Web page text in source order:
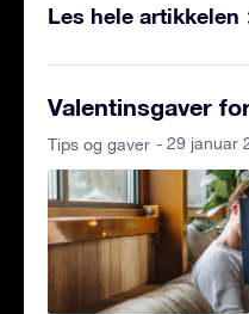
Les hele artikkelen
Valentinsgaver
Tips og gaver - 29 januar